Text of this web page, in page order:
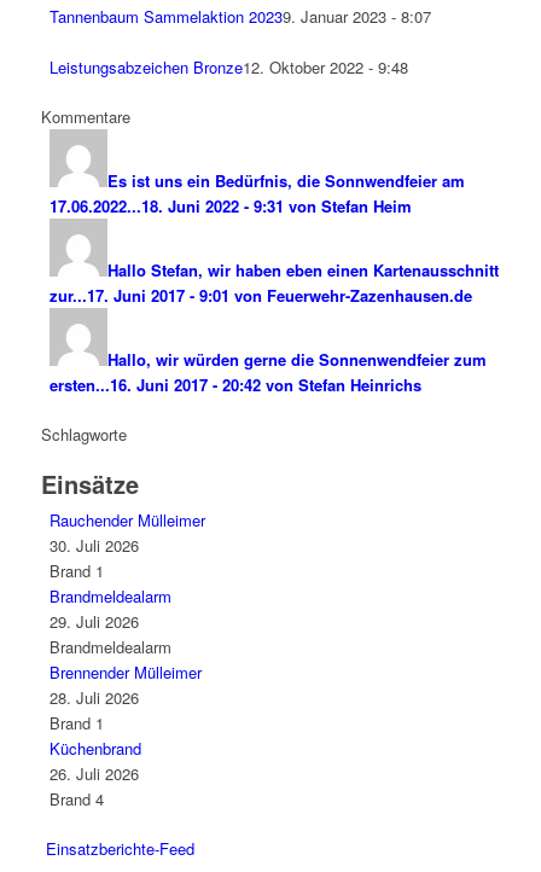
Tannenbaum Sammelaktion 20239. Januar 2023 - 8:07
Leistungsabzeichen Bronze12. Oktober 2022 - 9:48
Kommentare
Es ist uns ein Bedürfnis, die Sonnwendfeier am
17.06.2022...18. Juni 2022 - 9:31 von Stefan Heim
Hallo Stefan, wir haben eben einen Kartenausschnitt
zur...17. Juni 2017 - 9:01 von Feuerwehr-Zazenhausen.de
Hallo, wir würden gerne die Sonnenwendfeier zum
ersten...16. Juni 2017 - 20:42 von Stefan Heinrichs
Schlagworte
Einsätze
Rauchender Mülleimer
30. Juli 2026
Brand 1
Brandmeldealarm
29. Juli 2026
Brandmeldealarm
Brennender Mülleimer
28. Juli 2026
Brand 1
Küchenbrand
26. Juli 2026
Brand 4
Einsatzberichte-Feed